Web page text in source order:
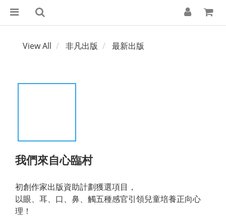
View All 非凡出版 最新出版
我們來自心臨村
初創作家出版資助計劃獲選項目，
以眼、耳、口、鼻、觸五種感官引領兒童培養正向心
理！